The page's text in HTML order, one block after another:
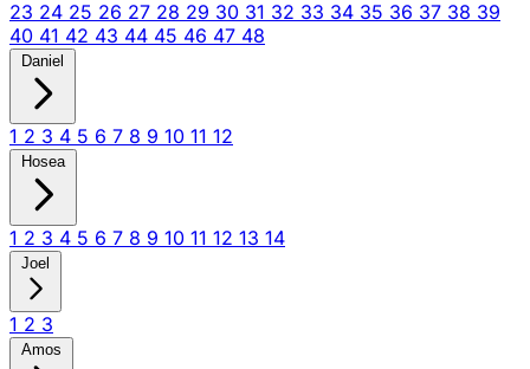
23 24 25 26 27 28 29 30 31 32 33 34 35 36 37 38 39
40 41 42 43 44 45 46 47 48
Daniel
1 2 3 4 5 6 7 8 9 10 11 12
Hosea
1 2 3 4 5 6 7 8 9 10 11 12 13 14
Joel
1 2 3
Amos